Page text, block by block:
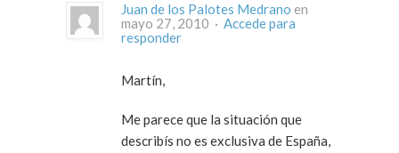
Juan de los Palotes Medrano en
mayo 27, 2010 · Accede para
responder
Martín,
Me parece que la situación que
describís no es exclusiva de España,